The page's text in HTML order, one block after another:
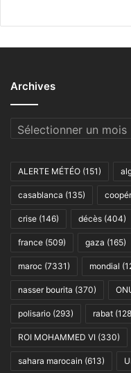
Archives
Archives
ALERTE MÉTÉO (151)
casablanca (135)
crise (146) décès (404)
france (509) gaza (165)
maroc (7331) mondial
nasser bourita (370)
polisario (293) rabat
ROI MOHAMMED VI (330)
sahara marocain (613)